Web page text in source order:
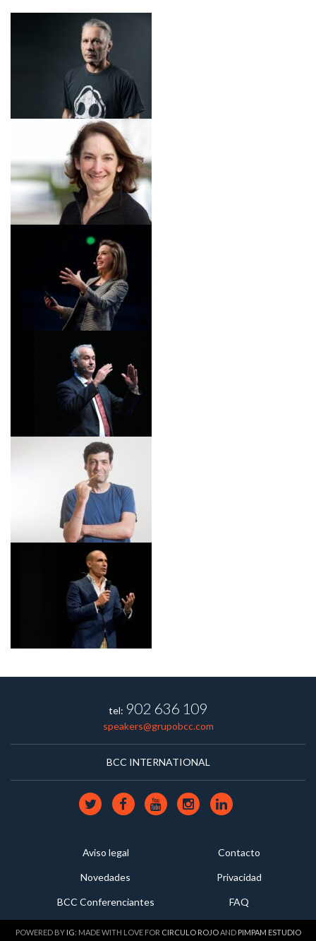
tel: 902 636 109
speakers@grupobcc.com
BCC INTERNATIONAL
Aviso legal Contacto
Novedades Privacidad
BCC Conferenciantes FAQ
POWERED BY IG: MADE WITH LOVE FOR CIRCULO ROJOAND PIMPAM ESTUDIO